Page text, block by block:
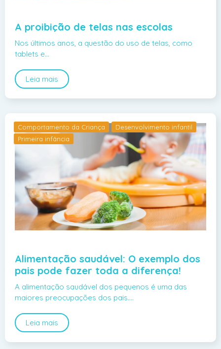
A proibição de telas nas escolas
Nos últimos anos, a questão do uso de telas, como
tablets e…
Leia mais
Comportamento da Criança
Desenvolvimento infantil
Primeira infância
Alimentação saudável: O exemplo dos
pais pode fazer toda a diferença!
A alimentação saudável dos pequenos é uma das
maiores preocupações dos pais.…
Leia mais